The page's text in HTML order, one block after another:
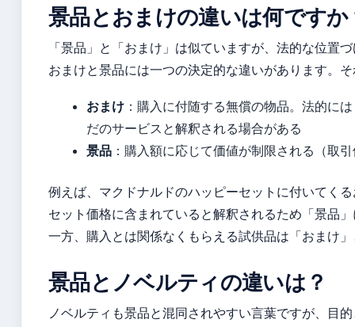
景品とおまけの違いは何ですか
「景品」と「おまけ」は似ていますが、法的な位置
おまけと景品には一つの決定的な違いがあります。
おまけ ：購入に付随する無償の物品。法的に
だのサービスと解釈される場合がある
景品 ：購入額に応じて価値が制限される（取
例えば、マクドナルドのハッピーセットに付いてく
セット価格に含まれていると解釈されるため「景品
一方、購入とは関係なくもらえる試供品は「おまけ
景品とノベルティの違いは？
ノベルティも景品と混同されやすい言葉ですが、目